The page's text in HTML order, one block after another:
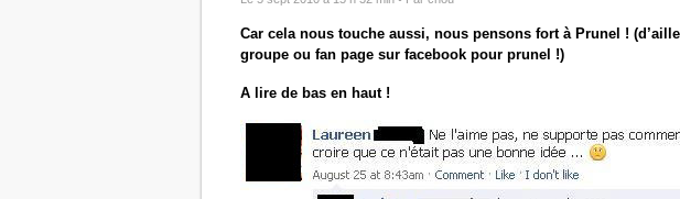
Car cela nous touche aussi, nous pensons fort à Prunel !
groupe ou fan page sur facebook pour prunel !)
A lire de bas en haut !